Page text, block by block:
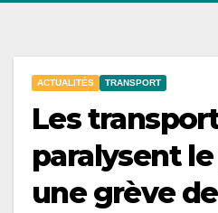
ACTUALITÉS TRANSPORT
Les
paralysent
une grève